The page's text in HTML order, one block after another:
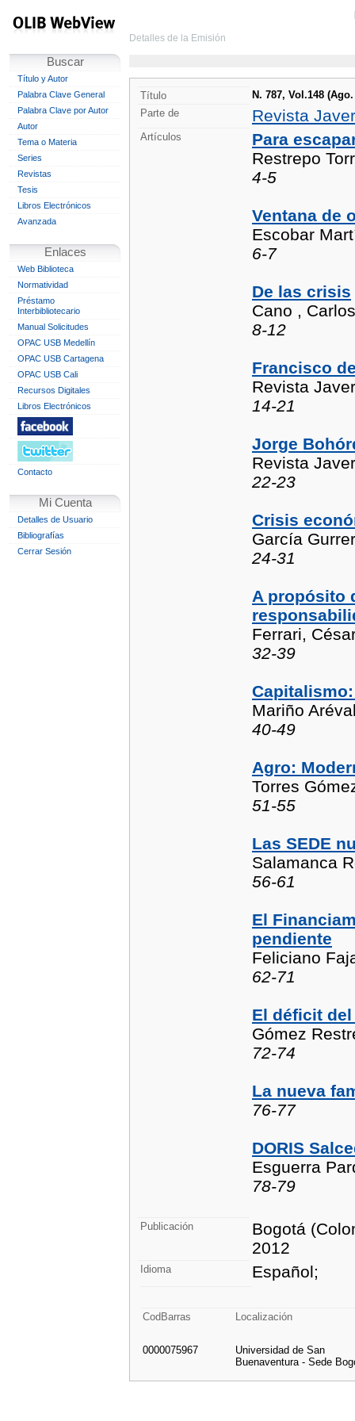
Buscar
Título y Autor
Palabra Clave General
Palabra Clave por Autor
Autor
Tema o Materia
Series
Revistas
Tesis
Libros Electrónicos
Avanzada
Enlaces
Web Biblioteca
Normatividad
Préstamo
Interbibliotecario
Manual Solicitudes
OPAC USB Medellín
OPAC USB Cartagena
OPAC USB Cali
Recursos Digitales
Libros Electrónicos
Contacto
Mi Cuenta
Detalles de Usuario
Bibliografías
Cerrar Sesión
Detalles de la Emisión
Título
N. 787, Vol.148
Parte de
Revista
Artículos
Para
Restrepo
4-5
Ventana de
Escobar
6-7
De las crisis
Cano ,
8-12
Francisco
Revista
14-21
Jorge
Revista
22-23
Crisis
García
24-31
A propósito
Ferrari,
32-39
Mariño
40-49
Agro:
Torres
51-55
Las SEDE
Salamanca
56-61
El
pendiente
Feliciano
62-71
El déficit
Gómez
72-74
La nueva
76-77
DORIS
Esguerra
78-79
Publicación
Bogotá
2012
Idioma Español;
CodBarras Localización
0000075967
Universidad de San
Buenaventura - Sede